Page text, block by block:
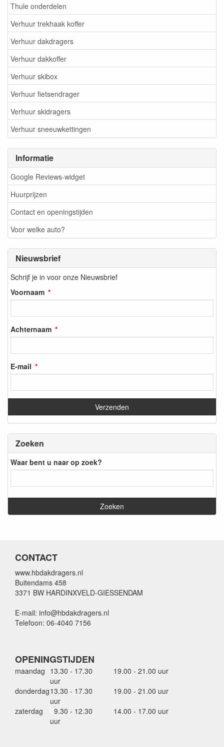
Thule onderdelen
Verhuur trekhaak koffer
Verhuur dakdragers
Verhuur dakkoffer
Verhuur skibox
Verhuur fietsendrager
Verhuur skidragers
Verhuur sneeuwkettingen
Informatie
Google Reviews-widget
Huurprijzen
Contact en openingstijden
Voor welke auto?
Nieuwsbrief
Schrijf je in voor onze Nieuwsbrief
Voornaam
Achternaam
E-mail
Zoeken
Waar bent u naar op zoek?
CONTACT
www.hbdakdragers.nl
Buitendams 458
3371 BW HARDINXVELD-GIESSENDAM
E-mail: info@hbdakdragers.nl
Telefoon: 06-4040 7156
OPENINGSTIJDEN
maandag 13.30 - 17.30
uur
19.00 - 21.00 uur
donderdag13.30 - 17.30
uur
19.00 - 21.00 uur
zaterdag
9.30 - 12.30
uur
14.00 - 17.00 uur